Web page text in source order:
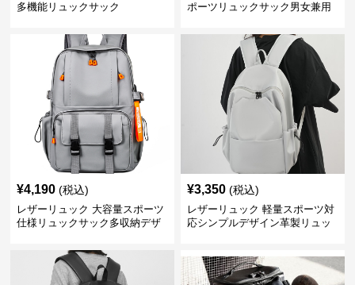
多機能リュックサック
ポーツリュックサック男女兼用
¥4,190 (税込)
レザーリュック 大容量スポーツ
仕様リュックサック多収納デザ
¥3,350 (税込)
レザーリュック 軽量スポーツ対
応シンプルデザイン革製リュッ